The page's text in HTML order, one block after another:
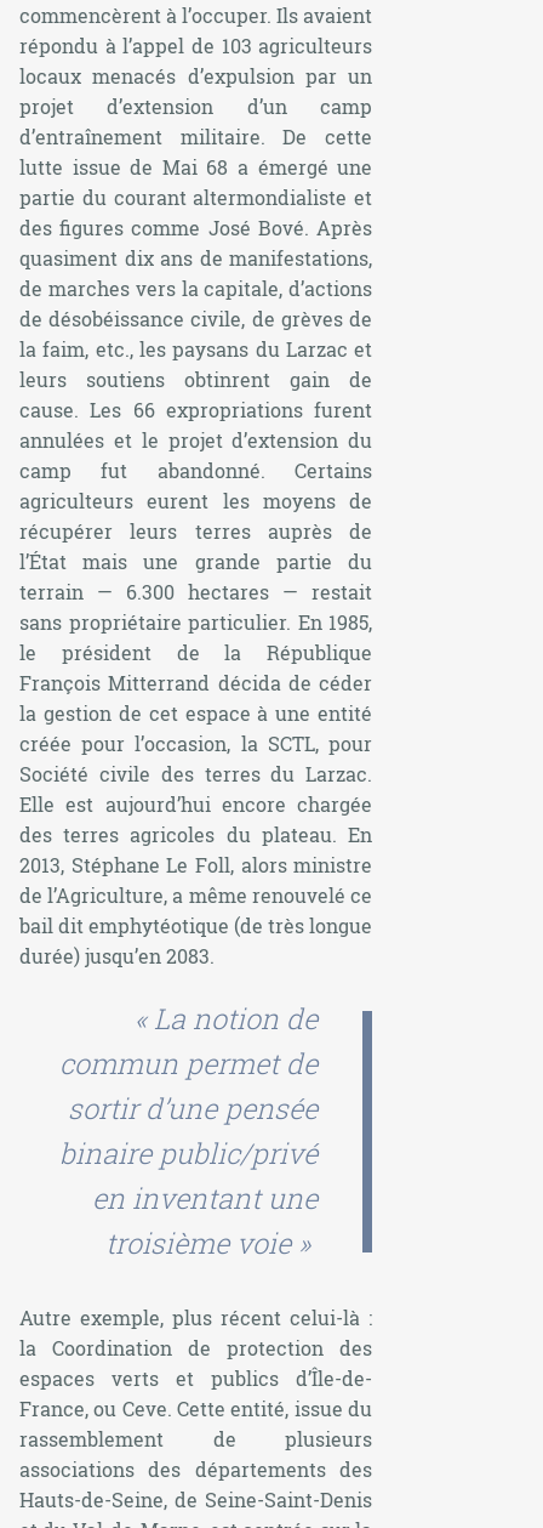
commencèrent à l’occuper. Ils avaient
répondu à l’appel de 103 agriculteurs
locaux menacés d’expulsion par un
projet d’extension d’un camp
d’entraînement militaire. De cette
lutte issue de Mai 68 a émergé une
partie du courant altermondialiste et
des figures comme José Bové. Après
quasiment dix ans de manifestations,
de marches vers la capitale, d’actions
de désobéissance civile, de grèves de
la faim, etc., les paysans du Larzac et
leurs soutiens obtinrent gain de
cause. Les 66 expropriations furent
annulées et le projet d’extension du
camp fut abandonné. Certains
agriculteurs eurent les moyens de
récupérer leurs terres auprès de
l’État mais une grande partie du
terrain — 6.300 hectares — restait
sans propriétaire particulier. En 1985,
le président de la République
François Mitterrand décida de céder
la gestion de cet espace à une entité
créée pour l’occasion, la SCTL, pour
Société civile des terres du Larzac.
Elle est aujourd’hui encore chargée
des terres agricoles du plateau. En
2013, Stéphane Le Foll, alors ministre
de l’Agriculture, a même renouvelé ce
bail dit emphytéotique (de très longue
durée) jusqu’en 2083.
« La notion de
commun permet de
sortir d’une pensée
binaire public/privé
en inventant une
troisième voie »
Autre exemple, plus récent celui-là :
la Coordination de protection des
espaces verts et publics d’Île-de-
France, ou Ceve. Cette entité, issue du
rassemblement de plusieurs
associations des départements des
Hauts-de-Seine, de Seine-Saint-Denis